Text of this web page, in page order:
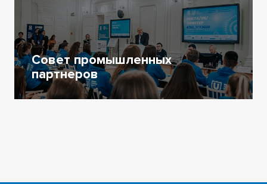
Совет промышленных
партнеров